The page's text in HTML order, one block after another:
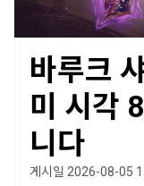
바루크
미 시각
니다
게시일 2026-08-05